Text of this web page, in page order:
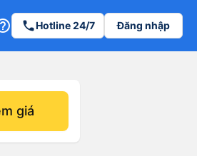
phoneHotline 24/7 Đăng nhập
giá